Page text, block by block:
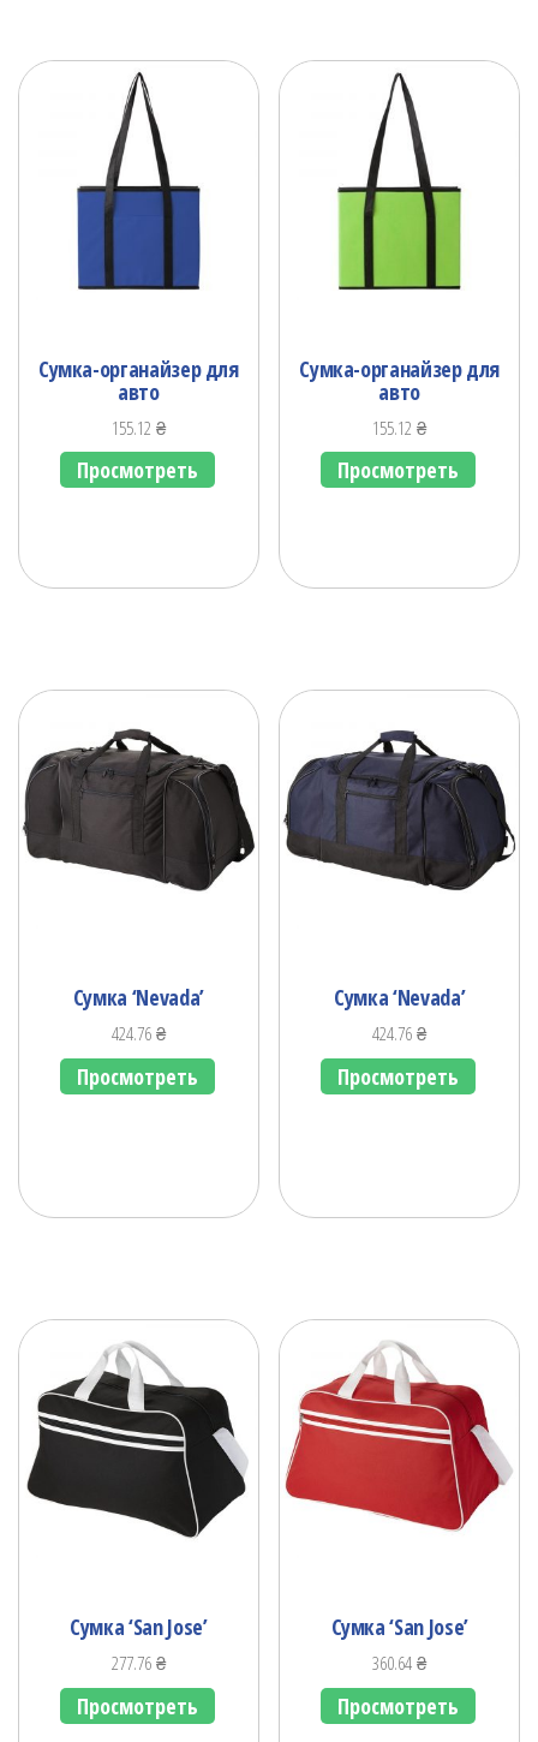
Сумка-органайзер для
авто
155.12 ₴
Просмотреть
Сумка-органайзер для
авто
155.12₴
Просмотреть
Сумка ‘Nevada’
424.76₴
Просмотреть
Сумка ‘Nevada’
424.76₴
Просмотреть
Сумка ‘San Jose’
277.76₴
Просмотреть
Сумка ‘San Jose’
360.64₴
Просмотреть